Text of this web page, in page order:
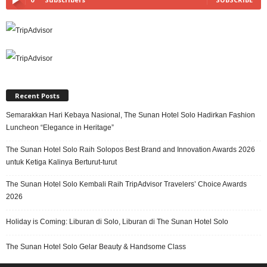
Recent Posts
Semarakkan Hari Kebaya Nasional, The Sunan Hotel Solo Hadirkan Fashion
Luncheon “Elegance in Heritage”
The Sunan Hotel Solo Raih Solopos Best Brand and Innovation Awards 2026
untuk Ketiga Kalinya Berturut-turut
The Sunan Hotel Solo Kembali Raih TripAdvisor Travelers’ Choice Awards
2026
Holiday is Coming: Liburan di Solo, Liburan di The Sunan Hotel Solo
The Sunan Hotel Solo Gelar Beauty & Handsome Class